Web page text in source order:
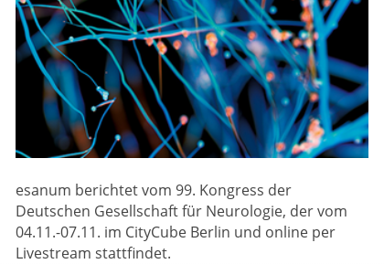
esanum berichtet vom 99. Kongress der
Deutschen Gesellschaft für Neurologie, der vom
04.11.-07.11. im CityCube Berlin und online per
Livestream stattfindet.